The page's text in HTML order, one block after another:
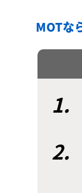
MOTな
1.
2.